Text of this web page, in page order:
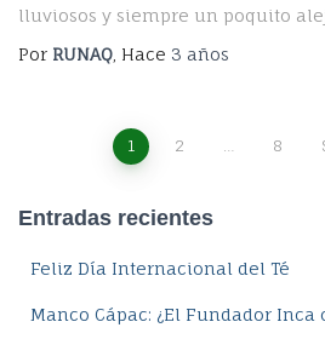
lluviosos y siempre un poquito
Por RUNAQ , Hace 3 años
Navegación
de
entradas
1 2 8
Entradas recientes
Feliz Día Internacional del Té
Manco Cápac: ¿El Fundador Inca